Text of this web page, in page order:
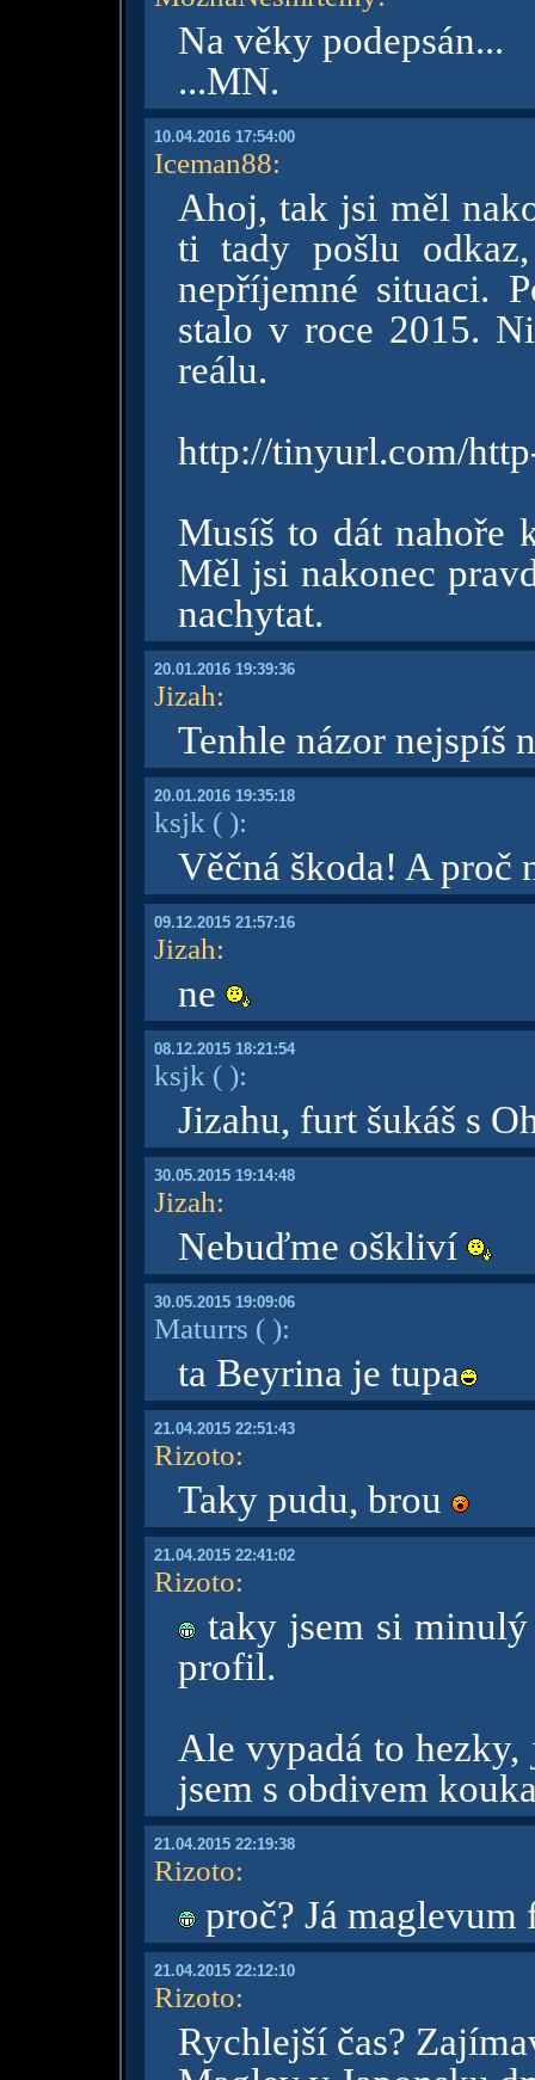
Na věky podepsán...
...MN.
10.04.2016 17:54:00
Iceman88:
Ahoj, tak jsi měl
ti tady pošlu
nepříjemné situaci.
stalo v roce 2015.
reálu.
http://tinyurl.com/
Musíš to dát nahoře
Měl jsi nakonec
nachytat.
20.01.2016 19:39:36
Jizah:
Tenhle názor nejspíš
20.01.2016 19:35:18
ksjk ( ):
Věčná škoda! A proč
09.12.2015 21:57:16
Jizah:
ne
08.12.2015 18:21:54
ksjk ( ):
Jizahu, furt šukáš s
30.05.2015 19:14:48
Jizah:
Nebuďme oškliví
30.05.2015 19:09:06
Maturrs ( ):
ta Beyrina je tupa
21.04.2015 22:51:43
Rizoto:
Taky pudu, brou
21.04.2015 22:41:02
Rizoto:
taky jsem si minulý
profil.
Ale vypadá to
jsem s obdivem
21.04.2015 22:19:38
Rizoto:
proč? Já
21.04.2015 22:12:10
Rizoto:
Rychlejší čas?